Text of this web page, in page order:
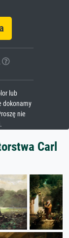
lub
dokonamy
nie
Carl